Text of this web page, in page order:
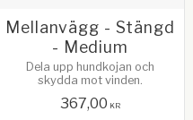
Mellanvägg - Stängd
- Medium
Dela upp hundkojan och
skydda mot vinden.
367,00 KR